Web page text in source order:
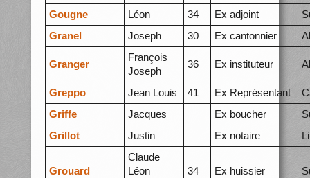
Gougne Léon 34 Ex adjoint
Granel
Joseph 30 Ex cantonnier
Granger
François
Joseph
36 Ex instituteur
Greppo Jean Louis 41 Ex Représentant
Griffe
Jacques Ex boucher
Grillot
Justin Ex notaire
Grouard
Claude
Léon
34 Ex huissier